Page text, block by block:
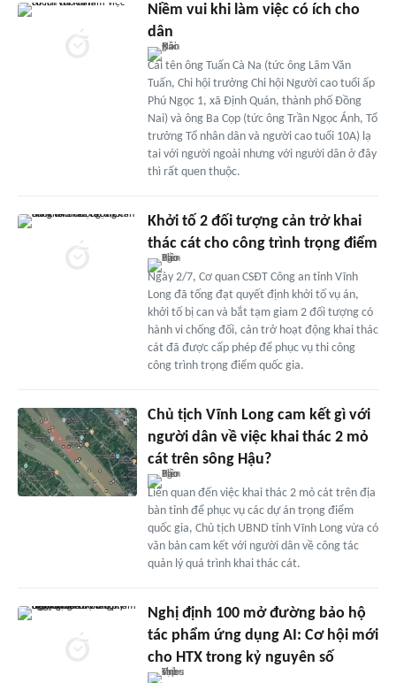
Niềm vui khi làm việc có ích cho
dân
Cái tên ông Tuấn Cà Na (tức ông Lâm Văn
Tuấn, Chi hội trưởng Chi hội Người cao tuổi ấp
Phú Ngọc 1, xã Ðịnh Quán, thành phố Ðồng
Nai) và ông Ba Cọp (tức ông Trần Ngọc Ánh, Tổ
trưởng Tổ nhân dân và người cao tuổi 10A) lạ
tai với người ngoài nhưng với người dân ở đây
thì rất quen thuộc.
Khởi tố 2 đối tượng cản trở khai
thác cát cho công trình trọng điểm
Ngày 2/7, Cơ quan CSĐT Công an tỉnh Vĩnh
Long đã tống đạt quyết định khởi tố vụ án,
khởi tố bị can và bắt tạm giam 2 đối tượng có
hành vi chống đối, cản trở hoạt động khai thác
cát đã được cấp phép để phục vụ thi công
công trình trọng điểm quốc gia.
Chủ tịch Vĩnh Long cam kết gì với
người dân về việc khai thác 2 mỏ
cát trên sông Hậu?
Liên quan đến việc khai thác 2 mỏ cát trên địa
bàn tỉnh để phục vụ các dự án trọng điểm
quốc gia, Chủ tịch UBND tỉnh Vĩnh Long vừa có
văn bản cam kết với người dân về công tác
quản lý quá trình khai thác cát.
Nghị định 100 mở đường bảo hộ
tác phẩm ứng dụng AI: Cơ hội mới
cho HTX trong kỷ nguyên số